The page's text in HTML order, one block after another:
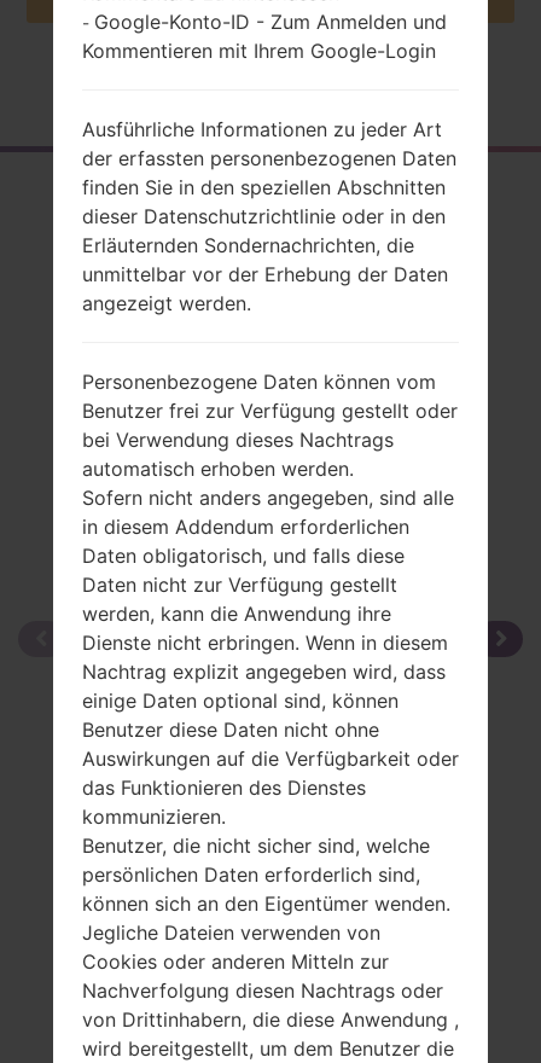
Rückblick
LGGB106(LGGB106)
Vergleiche
- Google-Konto-ID - Zum Anmelden und
Kommentieren mit Ihrem Google-Login
Ausführliche Informationen zu jeder Art
der erfassten personenbezogenen Daten
finden Sie in den speziellen Abschnitten
dieser Datenschutzrichtlinie oder in den
Erläuternden Sondernachrichten, die
unmittelbar vor der Erhebung der Daten
angezeigt werden.
Personenbezogene Daten können vom
Benutzer frei zur Verfügung gestellt oder
bei Verwendung dieses Nachtrags
automatisch erhoben werden.
Sofern nicht anders angegeben, sind alle
in diesem Addendum erforderlichen
Daten obligatorisch, und falls diese
Daten nicht zur Verfügung gestellt
werden, kann die Anwendung ihre
Dienste nicht erbringen. Wenn in diesem
Nachtrag explizit angegeben wird, dass
einige Daten optional sind, können
Benutzer diese Daten nicht ohne
Auswirkungen auf die Verfügbarkeit oder
das Funktionieren des Dienstes
kommunizieren.
Benutzer, die nicht sicher sind, welche
persönlichen Daten erforderlich sind,
können sich an den Eigentümer wenden.
Jegliche Dateien verwenden von
Cookies oder anderen Mitteln zur
Nachverfolgung diesen Nachtrags oder
von Drittinhabern, die diese Anwendung ,
wird bereitgestellt, um dem Benutzer die